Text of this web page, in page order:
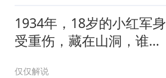
1934年，18岁的小红军身
受重伤，藏在山洞，谁料
仅仅解说